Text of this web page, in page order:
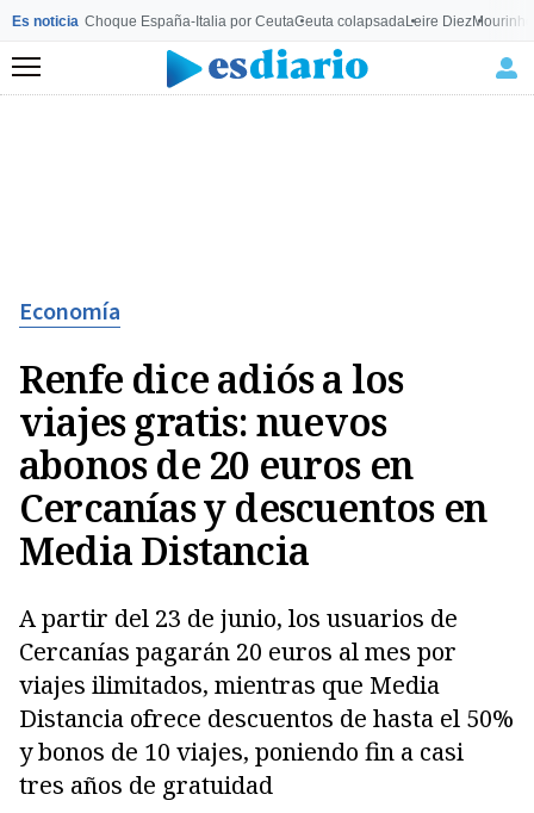
Es noticia Choque España-Italia por CeutaCeuta colapsadaLeire Diez
Menú
Economía
Renfe dice adiós a los
viajes gratis: nuevos
abonos de 20 euros en
Cercanías y descuentos en
Media Distancia
A partir del 23 de junio, los usuarios de
Cercanías pagarán 20 euros al mes por
viajes ilimitados, mientras que Media
Distancia ofrece descuentos de hasta el 50%
y bonos de 10 viajes, poniendo fin a casi
tres años de gratuidad